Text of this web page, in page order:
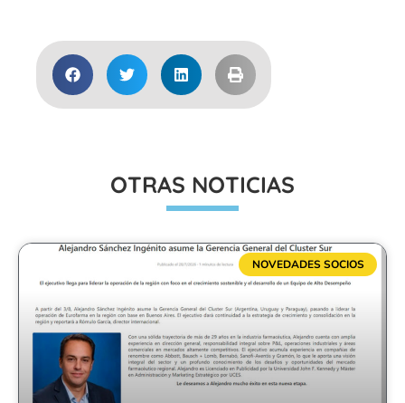
OTRAS NOTICIAS
NOVEDADES SOCIOS